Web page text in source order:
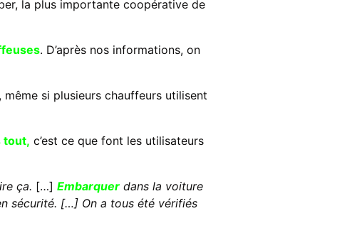
la plus importante coopérative de
. D’après nos informations, on
même si plusieurs chauffeurs utilisent
tout, c’est ce que font les utilisateurs
ça. […] Embarquer dans la voiture
sécurité. […] On a tous été vérifiés